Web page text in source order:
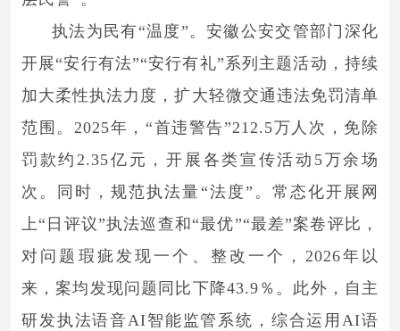
执法为民有“温度”。安徽公安交管部门深化
开展“安行有法”“安行有礼”系列主题活动，持续
加大柔性执法力度，扩大轻微交通违法免罚清单
范围。2025年，“首违警告”212.5万人次，免除
罚款约2.35亿元，开展各类宣传活动5万余场
次。同时，规范执法量“法度”。常态化开展网
上“日评议”执法巡查和“最优”“最差”案卷评比，
对问题瑕疵发现一个、整改一个，2026年以
来，案均发现问题同比下降43.9％。此外，自主
研发执法语音AI智能监管系统，综合运用AI语